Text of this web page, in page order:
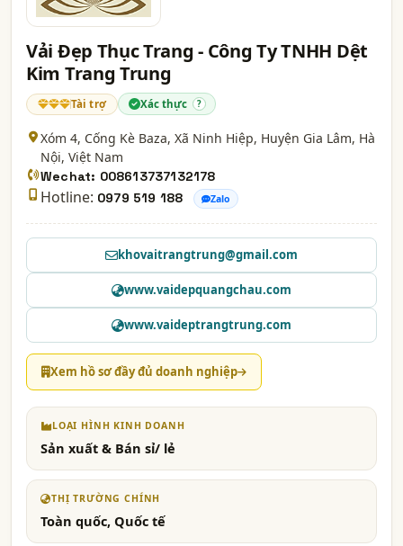
Vải Đẹp Thục Trang - Công Ty TNHH Dệt
Kim Trang Trung
Tài trợ Xác thực ?
Xóm 4, Cống Kè Baza, Xã Ninh Hiệp, Huyện Gia Lâm, Hà
Nội, Việt Nam
Wechat: 008613737132178
Hotline: 0979 519 188 Zalo
khovaitrangtrung@gmail.com
www.vaidepquangchau.com
www.vaideptrangtrung.com
Xem hồ sơ đầy đủ doanh nghiệp
LOẠI HÌNH KINH DOANH
Sản xuất & Bán sỉ/ lẻ
THỊ TRƯỜNG CHÍNH
Toàn quốc, Quốc tế